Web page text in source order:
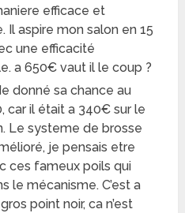
efficace et
Il aspire mon salon en 15
une efficacité
a 650€ vaut il le coup ?
donné sa chance au
car il était a 340€ sur le
Le systeme de brosse
je pensais etre
ces fameux poils qui
le mécanisme. C’est a
point noir, ca n’est